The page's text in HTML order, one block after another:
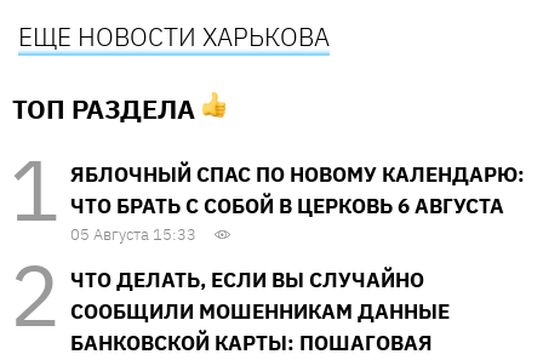
ЕЩЕ НОВОСТИ ХАРЬКОВА
ТОП РАЗДЕЛА
ЯБЛОЧНЫЙ СПАС ПО НОВОМУ КАЛЕНДАРЮ:
ЧТО БРАТЬ С СОБОЙ В ЦЕРКОВЬ 6 АВГУСТА
05 Августа 15:33
ЧТО ДЕЛАТЬ, ЕСЛИ ВЫ СЛУЧАЙНО
СООБЩИЛИ МОШЕННИКАМ ДАННЫЕ
БАНКОВСКОЙ КАРТЫ: ПОШАГОВАЯ